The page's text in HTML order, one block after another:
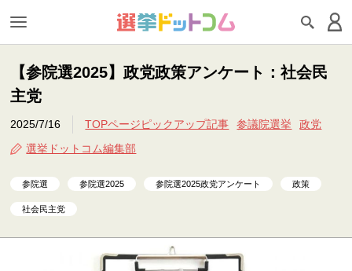
【参院選2025】政党政策アンケート：社会民
主党
2025/7/16 TOPページピックアップ記事 参議院選挙
政党
選挙ドットコム編集部
参院選 参院選2025 参院選2025政党アンケート 政策
社会民主党